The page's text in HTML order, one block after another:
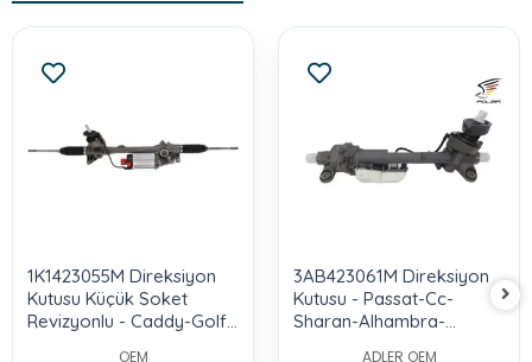
1K1423055M Direksiyon
Kutusu Küçük Soket
Revizyonlu - Caddy-Golf
OEM
3AB423061M Direksiyon
Kutusu - Passat-Cc-
Sharan-Alhambra-
ADLER OEM